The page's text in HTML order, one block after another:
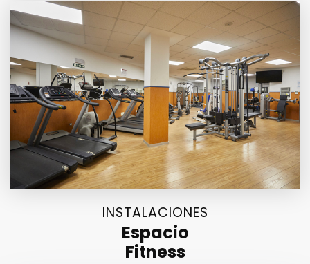
INSTALACIONES
Espacio
Fitness